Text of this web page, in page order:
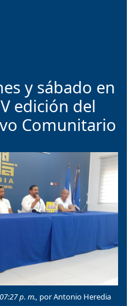
y sábado en
edición del
Comunitario
p. m., por Antonio Heredia